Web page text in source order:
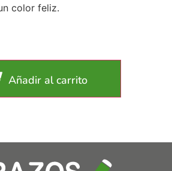
color feliz.
Añadir al carrito